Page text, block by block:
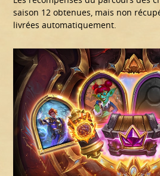
saison 12 obtenues, mais non
livrées automatiquement.